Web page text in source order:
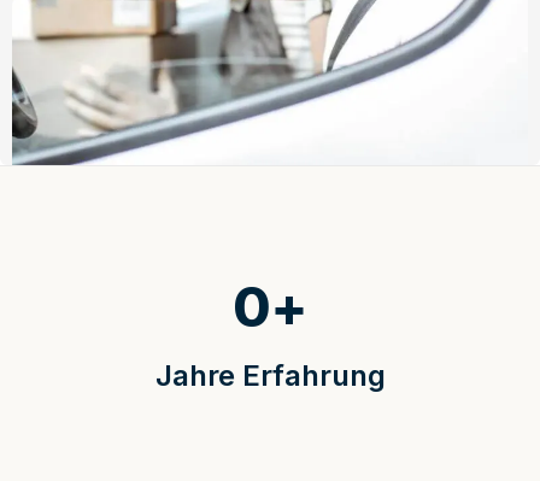
Jahre Erfahrung
0+